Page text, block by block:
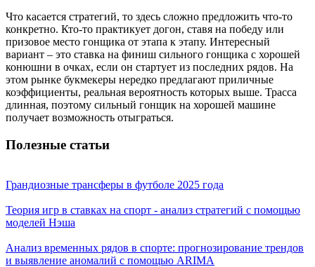
Что касается стратегий, то здесь сложно предложить что-то
конкретно. Кто-то практикует догон, ставя на победу или
призовое место гонщика от этапа к этапу. Интересный
вариант – это ставка на финиш сильного гонщика с хорошей
конюшни в очках, если он стартует из последних рядов. На
этом рынке букмекеры нередко предлагают приличные
коэффициенты, реальная вероятность которых выше. Трасса
длинная, поэтому сильный гонщик на хорошей машине
получает возможность отыграться.
Полезные статьи
Грандиозные трансферы в футболе 2025 года
Теория игр в ставках на спорт - анализ стратегий с помощью
моделей Нэша
Анализ временных рядов в спорте: прогнозирование трендов
и выявление аномалий с помощью ARIMA